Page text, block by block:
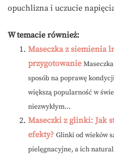
opuchlizna i uczucie
W temacie również:
Maseczka z siemienia
przygotowanie
sposób na poprawę
większą popularność w
niezwykłym...
Maseczki z glinki: Jak
efekty? Glinki od wieków
pielęgnacyjne, a ich